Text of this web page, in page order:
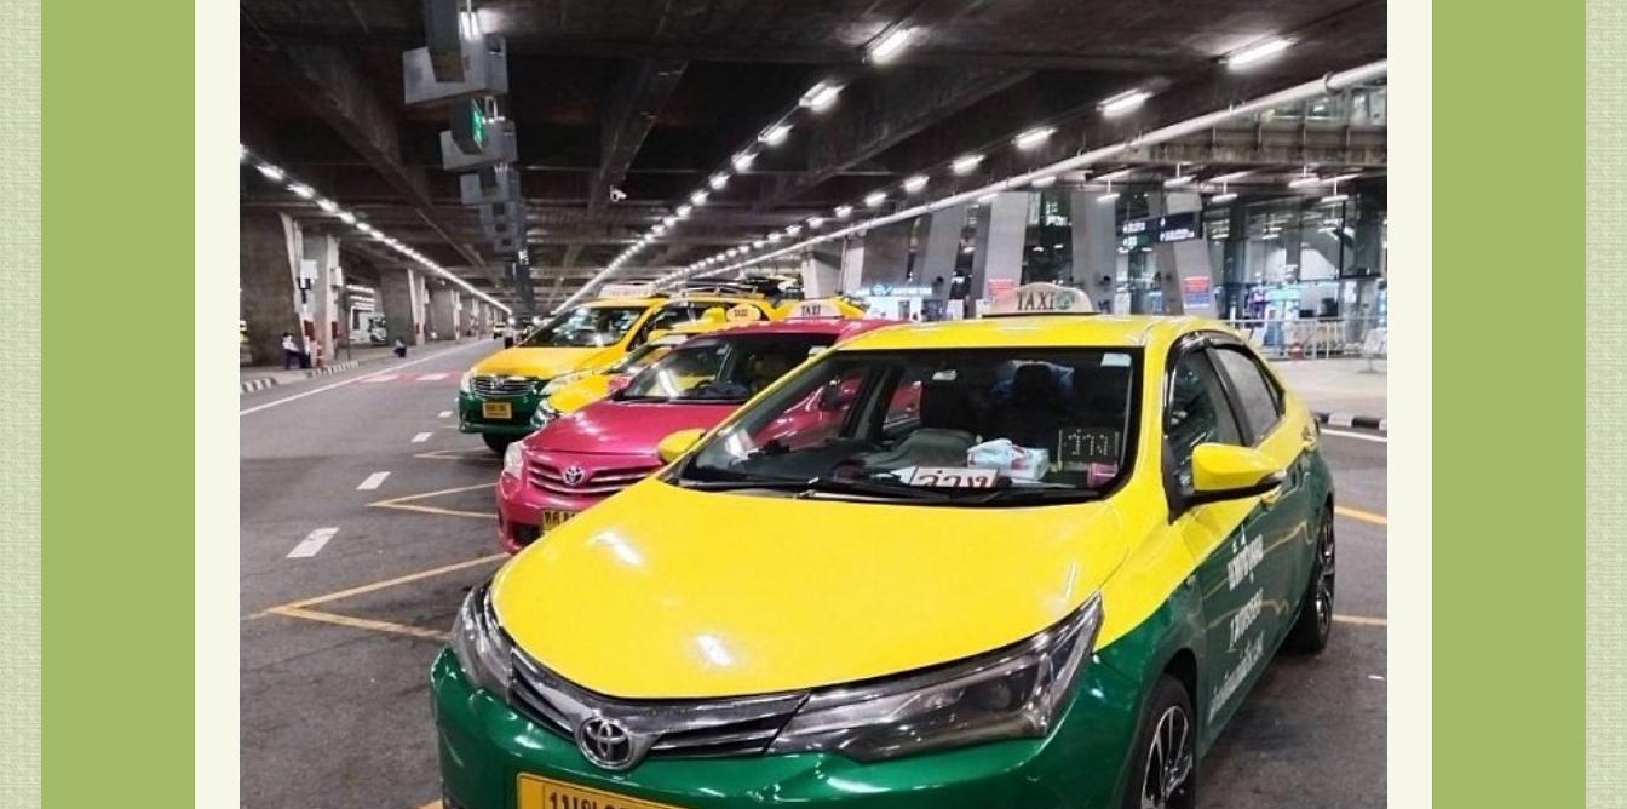
แท็กซี่นครสวรรค์ เบอร์โทรแท็กซี่
นครสวรรค์ ศูนย์บริการแท็กซี่นครสวรรค์
แท็กซี่เขาใหญ่ เบอร์โทรแท็กซี่เขาใหญ่
แท็กซี่ฉะเชิงเทรา เบอร์โทรแท็กซี่
ฉะเชิงเทรา ศูนย์บริการแท็กซี่ฉะเชิงเทรา
0954822149
แท็กซี่ราชบุรี เบอร์โทรแท็กซี่ราชบุรี ศูนย์
บริการแท็กซี่ราชบุรี 0954822149
แท็กซี่เพชรบูรณ์ เบอร์โทรแท็กซี่เพชรบูรณ์
ศูนย์บริการแท็กซี่เพชรบูรณ์ 0954822149
แท็กซี่นครราชสีมา แท็กซี่โคราช
0954822149
แท็กซี่หนองคาย เบอร์โทรแท็กซี่หนองคาย
0954822149
แท็กซี่วังน้อย เรียกแท็กซี่วังน้อย เบอร์โทร
แท็กซี่วังน้อย ศูนย์บริการแท็กซี่วังน้อย
แท็กซี่อยุธยา 0954822149
แท็กซี่อุตรดิตถ์ เบอร์โทรแท็กซี่อุตรดิตถ์
0954822149
แท็กซี่บางปะอิน เรียกแท็กซี่บางปะอิน